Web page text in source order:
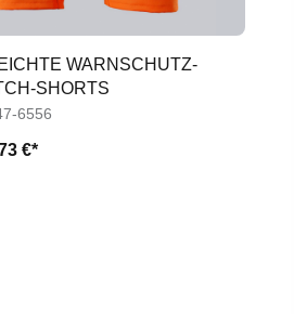
WARNSCHUTZ-
SHORTS
6556
€*